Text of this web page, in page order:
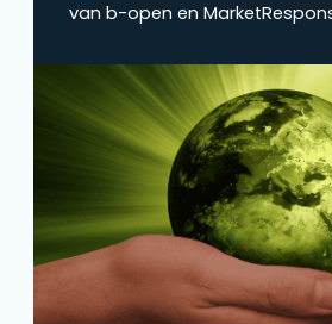
van b-open en
ImpactBuying reageert
onderstaande bericht.
zo veel keuzes dat
lastig is’, aldus Hasselman-